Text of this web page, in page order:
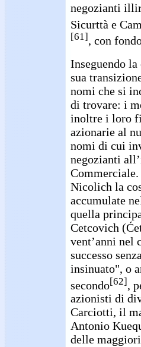
negozianti
Sicurttà e
[61] , con
Inseguendo
sua
nomi che si
di trovare: i
inoltre i loro
azionarie al
nomi di cui
negozianti
Nicolich la
accumulate
quella
Cetcovich
vent’anni nel
successo
insinuato", o
secondo[62],
azionisti di
Carciotti, il
Antonio
delle